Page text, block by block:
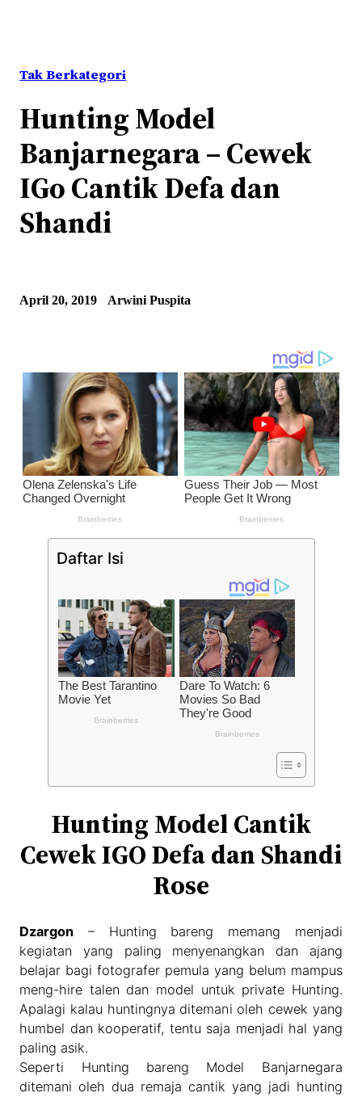
Tak Berkategori
Hunting Model
Banjarnegara – Cewek
IGo Cantik Defa dan
Shandi
April 20, 2019 Arwini Puspita
Daftar Isi
Hunting Model Cantik
Cewek IGO Defa dan Shandi
Rose
Dzargon – Hunting bareng memang menjadi
kegiatan yang paling menyenangkan dan ajang
belajar bagi fotografer pemula yang belum mampus
meng-hire talen dan model untuk private Hunting.
Apalagi kalau huntingnya ditemani oleh cewek yang
humbel dan kooperatif, tentu saja menjadi hal yang
paling asik.
Seperti Hunting bareng Model Banjarnegara
ditemani oleh dua remaja cantik yang jadi hunting